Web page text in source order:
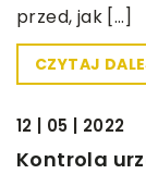
przed, jak […]
CZYTAJ
12 | 05 | 2022
Kontrola